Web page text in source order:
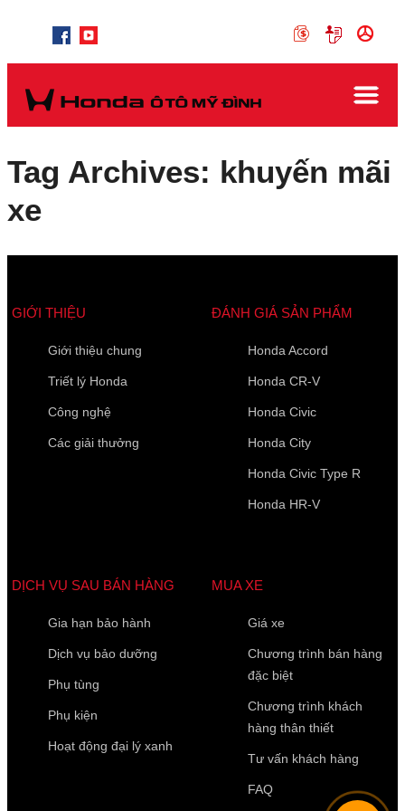
Tag Archives: khuyến mãi
xe
GIỚI THIỆU
Giới thiệu chung
Triết lý Honda
Công nghệ
Các giải thưởng
ĐÁNH GIÁ SẢN PHẨM
Honda Accord
Honda CR-V
Honda Civic
Honda City
Honda Civic Type R
Honda HR-V
DỊCH VỤ SAU BÁN HÀNG
Gia hạn bảo hành
Dịch vụ bảo dưỡng
Phụ tùng
Phụ kiện
Hoạt động đại lý xanh
MUA XE
Giá xe
Chương trình bán hàng
đặc biệt
Chương trình khách
hàng thân thiết
Tư vấn khách hàng
FAQ
Các trường được đánh dấu*là bắt buộc
Loại xe muốn báo giá
Điện thoại di động*
10 của 10 Ký tự còn lại